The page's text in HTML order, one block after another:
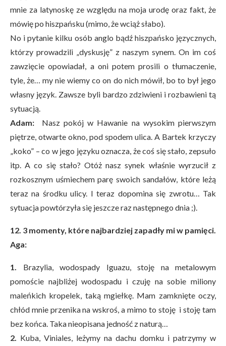
mnie za latynoskę ze względu na moja urodę oraz fakt, że
mówię po hiszpańsku (mimo, że wciąż słabo).
No i pytanie kilku osób anglo bądź hiszpańsko języcznych,
którzy prowadzili „dyskusję” z naszym synem. On im coś
zawzięcie opowiadał, a oni potem prosili o tłumaczenie,
tyle, że… my nie wiemy co on do nich mówił, bo to był jego
własny język. Zawsze byli bardzo zdziwieni i rozbawieni tą
sytuacją.
Adam: Nasz pokój w Hawanie na wysokim pierwszym
piętrze, otwarte okno, pod spodem ulica. A Bartek krzyczy
„koko” – co w jego języku oznacza, że coś się stało, zepsuło
itp. A co się stało? Otóż nasz synek właśnie wyrzucił z
rozkosznym uśmiechem parę swoich sandałów, które leżą
teraz na środku ulicy. I teraz dopomina się zwrotu… Tak
sytuacja powtórzyła się jeszcze raz następnego dnia ;).
12. 3 momenty, które najbardziej zapadły mi w pamięci.
Aga:
1.
Brazylia, wodospady Iguazu, stoję na metalowym
pomoście najbliżej wodospadu i czuję na sobie miliony
maleńkich kropelek, taką mgiełkę. Mam zamknięte oczy,
chłód mnie przenika na wskroś, a mimo to stoję i stoję tam
bez końca. Taka nieopisana jedność z naturą…
2.
Kuba, Viniales, leżymy na dachu domku i patrzymy w